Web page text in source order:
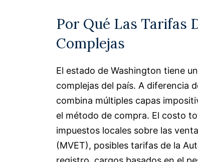
Por Qué Las Tarifas
Complejas
El estado de Washington tiene
complejas del país. A diferencia
combina múltiples capas
el método de compra. El costo
impuestos locales sobre las
(MVET), posibles tarifas de la